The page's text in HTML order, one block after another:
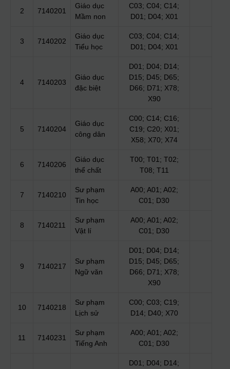
2 7140201
Giáo dục
Mầm non
C03; C04; C14;
D01; D04; X01
3 7140202
Giáo dục
Tiểu học
C03; C04; C14;
D01; D04; X01
4 7140203
Giáo dục
đặc biệt
D01; D04; D14;
D15; D45; D65;
D66; D71; X78;
X90
5 7140204
Giáo dục
công dân
C00; C14; C16;
C19; C20; X01;
X58; X70; X74
6 7140206
Giáo dục
thể chất
T00; T01; T02;
T08; T11
7 7140210
Sư phạm
Tin học
A00; A01; A02;
C01; D30
8 7140211
Sư phạm
Vật lí
A00; A01; A02;
C01; D30
9 7140217
Sư phạm
Ngữ văn
D01; D04; D14;
D15; D45; D65;
D66; D71; X78;
X90
10 7140218
Sư phạm
Lịch sử
C00; C03; C19;
D14; D40; X70
11 7140231
Sư phạm
Tiếng Anh
A00; A01; A02;
C01; D30
D01; D04; D14;